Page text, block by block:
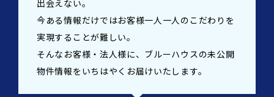
出会えない。
今ある情報だけではお客様一人一人のこだわりを
実現することが難しい。
そんなお客様・法人様に、ブルーハウスの未公開
物件情報をいちはやくお届けいたします。